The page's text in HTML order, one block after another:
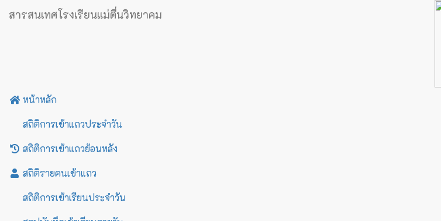
สารสนเทศโรงเรียนแม่ตื่นวิทยาคม
หน้าหลัก
สถิติการเข้าแถวประจำวัน
สถิติการเข้าแถวย้อนหลัง
สถิติรายคนเข้าแถว
สถิติการเข้าเรียนประจำวัน